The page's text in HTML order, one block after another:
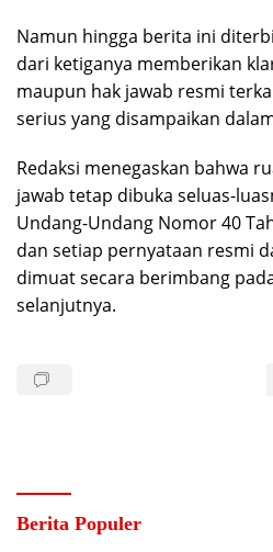
Namun hingga berita ini
dari ketiganya memberikan
maupun hak jawab resmi
serius yang disampaikan
Redaksi menegaskan bahwa
jawab tetap dibuka seluas-
Undang-Undang Nomor 40
dan setiap pernyataan resmi
dimuat secara berimbang
selanjutnya.
Berita Populer